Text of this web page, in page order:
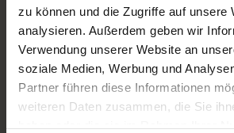
zu können und die Zugriffe auf unsere
analysieren. Außerdem geben wir
Verwendung unserer Website an
soziale Medien, Werbung und
Partner führen diese Informationen
weiteren Daten zusammen, die Sie
haben oder die sie im Rahmen Ihrer